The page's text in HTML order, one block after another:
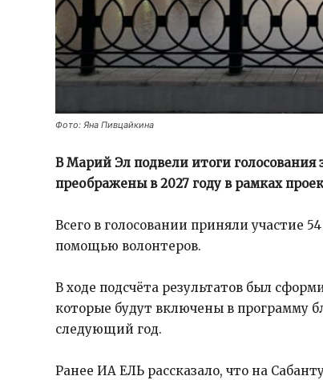
Фото: Яна Пивцайкина
В Марий Эл подвели итоги
преображены в 2027 году в рамках
Всего в голосовании приняли участие
помощью волонтеров.
В ходе подсчёта результатов был
которые будут включены в программу
следующий год.
Ранее ИА ЕЛЬ рассказало, что на